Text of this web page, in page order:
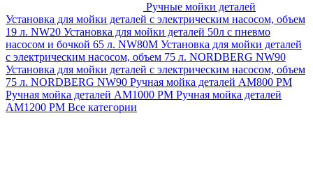
Ручные мойки деталей
Установка для мойки деталей с электрическим насосом, объем
19 л. NW20 Установка для мойки деталей 50л с пневмо
насосом и бочкой 65 л. NW80M Установка для мойки деталей
с электрическим насосом, объем 75 л. NORDBERG NW90
Установка для мойки деталей с электрическим насосом, объем
75 л. NORDBERG NW90 Ручная мойка деталей АМ800 РМ
Ручная мойка деталей АМ1000 РМ Ручная мойка деталей
АМ1200 РМ Все категории